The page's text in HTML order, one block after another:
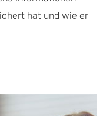
hat und wie er